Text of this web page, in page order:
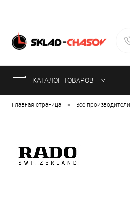
КАТАЛОГ ТОВАРОВ
Главная страница • Все производители